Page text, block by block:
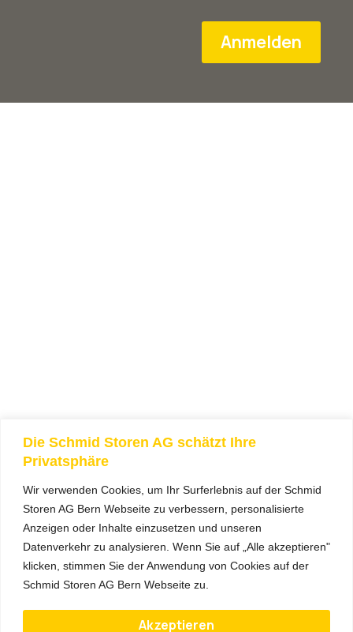
Die Schmid Storen AG schätzt Ihre
Privatsphäre
Wir verwenden Cookies, um Ihr Surferlebnis auf der Schmid
Storen AG Bern Webseite zu verbessern, personalisierte
Anzeigen oder Inhalte einzusetzen und unseren
Datenverkehr zu analysieren. Wenn Sie auf „Alle akzeptieren"
klicken, stimmen Sie der Anwendung von Cookies auf der
Schmid Storen AG Bern Webseite zu.
Akzeptieren
Anmelden